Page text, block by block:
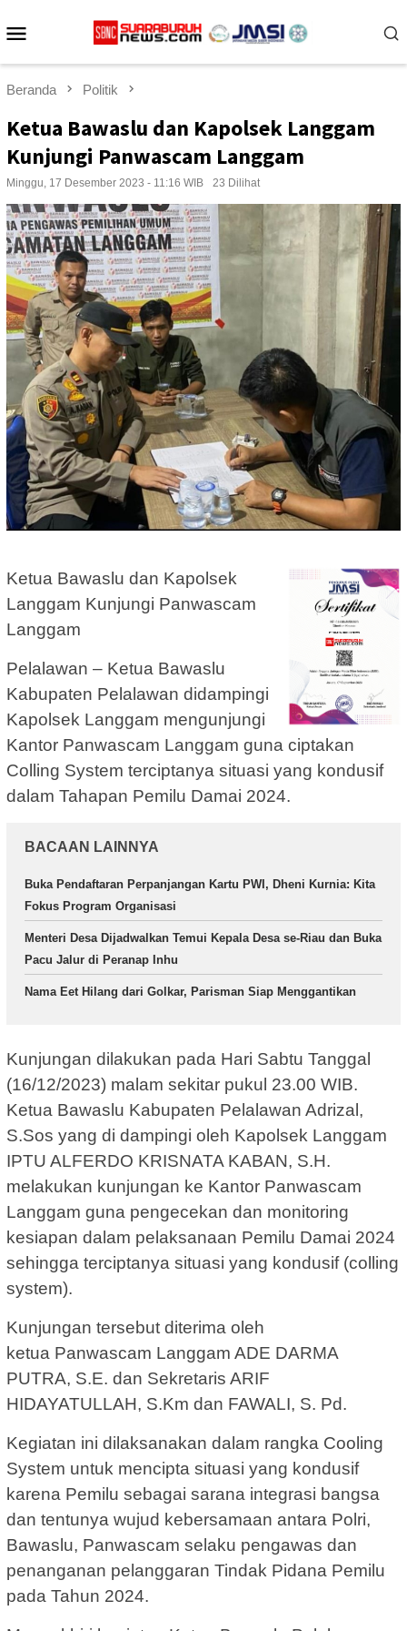
ke
Beranda Politik
Ketua Bawaslu dan Kapolsek Langgam
Kunjungi Panwascam Langgam
Minggu, 17 Desember 2023 - 11:16 WIB 23 Dilihat
Ketua Bawaslu dan Kapolsek
Langgam Kunjungi Panwascam
Langgam
Pelalawan – Ketua Bawaslu
Kabupaten Pelalawan didampingi
Kapolsek Langgam mengunjungi
Kantor Panwascam Langgam guna ciptakan
Colling System terciptanya situasi yang kondusif
dalam Tahapan Pemilu Damai 2024.
BACAAN LAINNYA
Buka Pendaftaran Perpanjangan Kartu PWI, Dheni Kurnia: Kita
Fokus Program Organisasi
Menteri Desa Dijadwalkan Temui Kepala Desa se-Riau dan Buka
Pacu Jalur di Peranap Inhu
Nama Eet Hilang dari Golkar, Parisman Siap Menggantikan
Kunjungan dilakukan pada Hari Sabtu Tanggal
(16/12/2023) malam sekitar pukul 23.00 WIB.
Ketua Bawaslu Kabupaten Pelalawan Adrizal,
S.Sos yang di dampingi oleh Kapolsek Langgam
IPTU ALFERDO KRISNATA KABAN, S.H.
melakukan kunjungan ke Kantor Panwascam
Langgam guna pengecekan dan monitoring
kesiapan dalam pelaksanaan Pemilu Damai 2024
sehingga terciptanya situasi yang kondusif (colling
system).
Kunjungan tersebut diterima oleh
ketua Panwascam Langgam ADE DARMA
PUTRA, S.E. dan Sekretaris ARIF
HIDAYATULLAH, S.Km dan FAWALI, S. Pd.
Kegiatan ini dilaksanakan dalam rangka Cooling
System untuk mencipta situasi yang kondusif
karena Pemilu sebagai sarana integrasi bangsa
dan tentunya wujud kebersamaan antara Polri,
Bawaslu, Panwascam selaku pengawas dan
penanganan pelanggaran Tindak Pidana Pemilu
pada Tahun 2024.